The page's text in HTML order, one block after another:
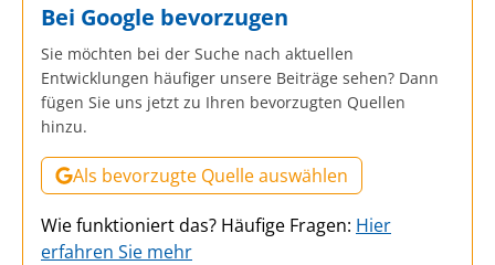
Bei Google bevorzugen
Sie möchten bei der Suche nach aktuellen
Entwicklungen häufiger unsere Beiträge sehen? Dann
fügen Sie uns jetzt zu Ihren bevorzugten Quellen
hinzu.
Als bevorzugte Quelle auswählen
Wie funktioniert das? Häufige Fragen: Hier
erfahren Sie mehr